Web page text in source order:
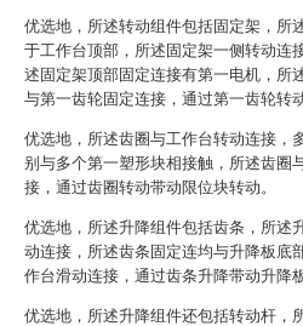
优选地，所述转动组件包括固定架，所
于工作台顶部，所述固定架一侧转动连
述固定架顶部固定连接有第一电机，所
与第一齿轮固定连接，通过第一齿轮转
优选地，所述齿圈与工作台转动连接，
别与多个第一塑形块相接触，所述齿圈
接，通过齿圈转动带动限位块转动。
优选地，所述升降组件包括齿条，所述
动连接，所述齿条固定连均与升降板底
作台滑动连接，通过齿条升降带动升降
优选地，所述升降组件还包括转动杆，